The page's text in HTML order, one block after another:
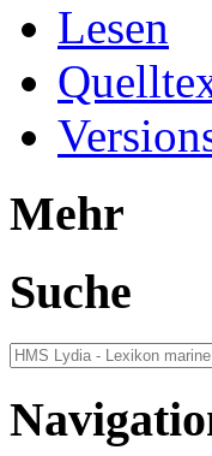
Lesen
Mehr
Suche